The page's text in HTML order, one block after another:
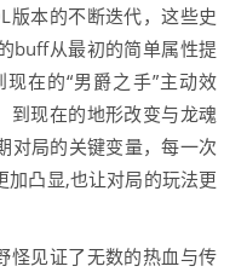
版本的不断迭代，这些史
buff从最初的简单属性提
在的“男爵之手”主动效
到现在的地形改变与龙魂
对局的关键变量，每一次
加凸显,也让对局的玩法更
怪见证了无数的热血与传